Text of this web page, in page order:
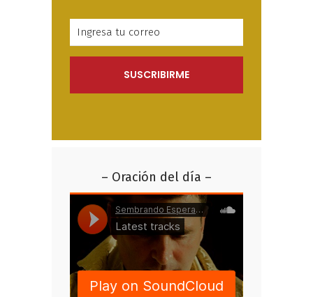
– Oración del día –